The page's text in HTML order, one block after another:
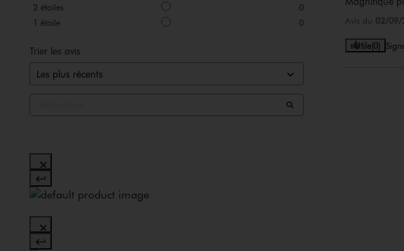
2 étoiles
0
1 étoile 0
Trier les avis
Avis du 02/09/
Utile(0)